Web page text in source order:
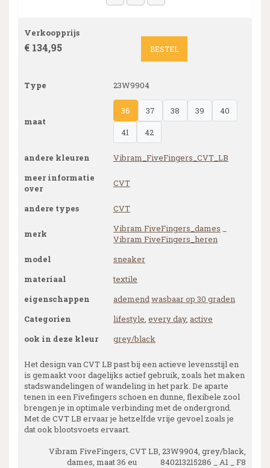
Verkoopprijs
€ 134,95 BESTEL
Type 23W9904
maat
36 37 38 39
40
41
42
andere kleuren
Vibram_FiveFingers_CVT_LB
meer informatie
over
CVT
andere types CVT
merk Vibram FiveFingers_dames
Vibram FiveFingers_heren
model
sneaker
materiaal
textile
eigenschappen
ademendwasbaar op 30 graden
Categorien
lifestyle, every day, active
ook in deze kleur
grey/black
Het design van CVT LB past bij een actieve levensstijl en
is gemaakt voor dagelijks actief gebruik, zoals het maken
stadswandelingen of wandeling in het park. De aparte
tenen in een Fivefingers schoen en dunne, flexibele zool
brengen je in optimale verbinding met de ondergrond.
Met de CVT LB ervaar je hetzelfde vrije gevoel zoals je
dat ook blootsvoets ervaart.
Vibram FiveFingers, CVT LB, 23W9904, grey/black,
dames, maat 36 eu 840213215286 _ A1 _ F8